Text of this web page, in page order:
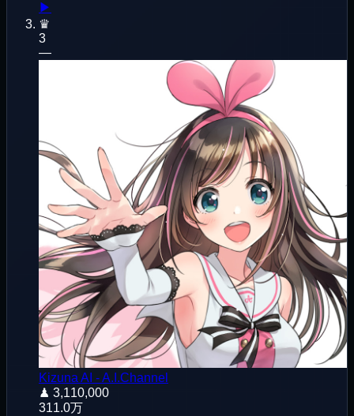
▶
♛
3
—
Kizuna AI - A.I.Channel
♟ 3,110,000
311.0万